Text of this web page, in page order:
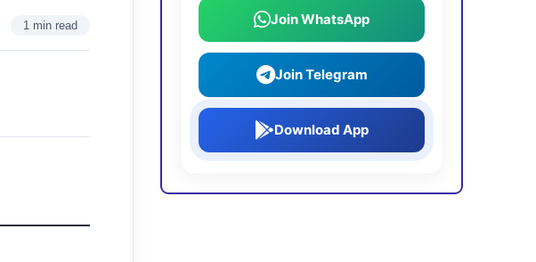
1 min read
Join WhatsApp
Join Telegram
Download App